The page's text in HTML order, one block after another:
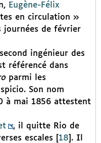
Eugène-Félix
en circulation »
journées de février
ingénieur des
référencé dans
parmi les
Son nom
à mai 1856 attestent
, il quitte Rio de
escales 18 . Il